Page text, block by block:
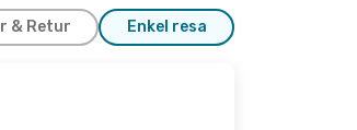
& Retur Enkel resa